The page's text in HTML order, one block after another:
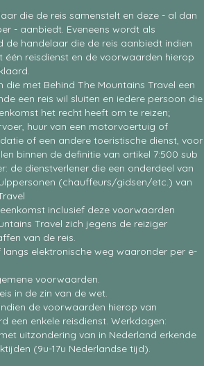
die de reis samenstelt en deze - al dan
- aanbiedt. Eveneens wordt als
de handelaar die de reis aanbiedt indien
één reisdienst en de voorwaarden hierop
die met Behind The Mountains Travel een
een reis wil sluiten en iedere persoon die
het recht heeft om te reizen;
huur van een motorvoertuig of
of een andere toeristische dienst, voor
binnen de definitie van artikel 7:500 sub
de dienstverlener die een onderdeel van
(chauffeurs/gidsen/etc.) van
inclusief deze voorwaarden
Travel zich jegens de reiziger
van de reis.
elektronische weg waaronder per e-
voorwaarden.
in de zin van de wet.
de voorwaarden hierop van
een enkele reisdienst. Werkdagen:
uitzondering van in Nederland erkende
(9u-17u Nederlandse tijd).